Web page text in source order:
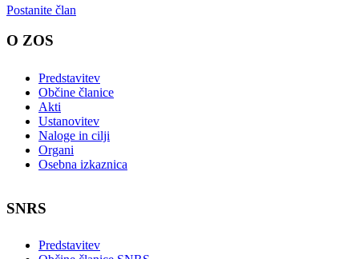
Postanite član
O ZOS
Predstavitev
Občine članice
Akti
Ustanovitev
Naloge in cilji
Organi
Osebna izkaznica
SNRS
Predstavitev